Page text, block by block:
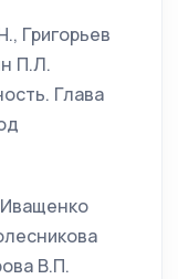
Григорьев
П.Л.
Глава
Иващенко
В.П.